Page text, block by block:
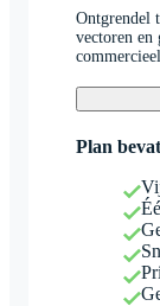
Ontgrendel
vectoren
Plan